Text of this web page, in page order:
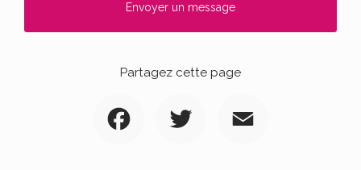
Envoyer un message
Partagez cette page